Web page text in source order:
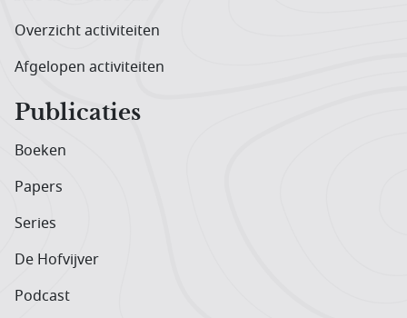
Overzicht activiteiten
Afgelopen activiteiten
Publicaties
Boeken
Papers
Series
De Hofvijver
Podcast